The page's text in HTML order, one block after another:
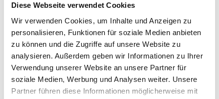
Diese Webseite verwendet Cookies
Wir verwenden Cookies, um Inhalte und Anzeigen zu
personalisieren, Funktionen für soziale Medien anbieten
zu können und die Zugriffe auf unsere Website zu
analysieren. Außerdem geben wir Informationen zu Ihrer
Verwendung unserer Website an unsere Partner für
soziale Medien, Werbung und Analysen weiter. Unsere
Partner führen diese Informationen möglicherweise mit
Kärnten, laden zur immoGala ein, dem Highlight-Event
rund um den Ideenwettbewerb innovation@school.
Schüler:innen aus Kärntner Schulen präsentieren ihre
innovativen Projektideen, die sie gemeinsam mit
Unternehmen und unter fachlicher Betreuung erarbeitet
haben. Diese Veranstaltung ist nicht nur ein Highlight für
die jungen Talente, sondern auch eine spannende
Gelegenheit für Ingenieurbüros, neue Impulse zu gewinnen
und potenzielle Fachkräfte von morgen zu